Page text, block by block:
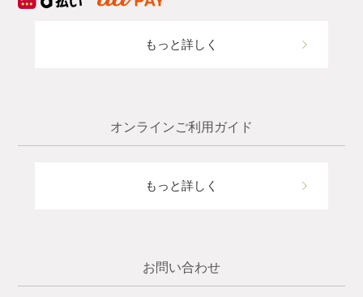
もっと詳しく
オンラインご利用ガイド
もっと詳しく
お問い合わせ